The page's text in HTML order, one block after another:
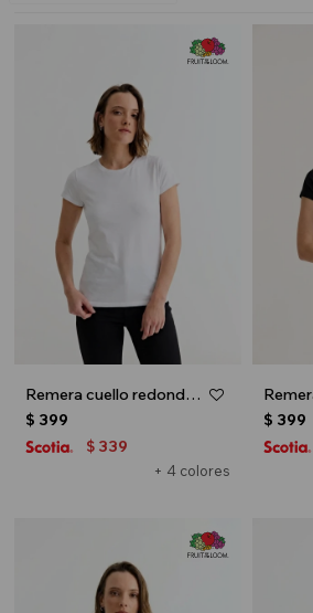
Remera cuello redondo ICONIC 150 - Blanco
+ 4 colores
$ 399
$ 339
$ 399